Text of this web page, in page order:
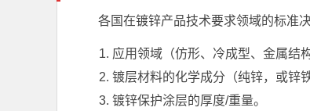
各国在镀锌产品技术要求领域的标准
应用领域（仿形、冷成型、金属结
镀层材料的化学成分（纯锌，或锌
镀锌保护涂层的厚度/重量。